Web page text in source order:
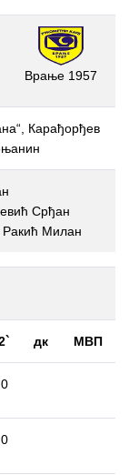
Врање 1957
Карађорђев
Срђан
Ракић Милан
дк МВП
0
0